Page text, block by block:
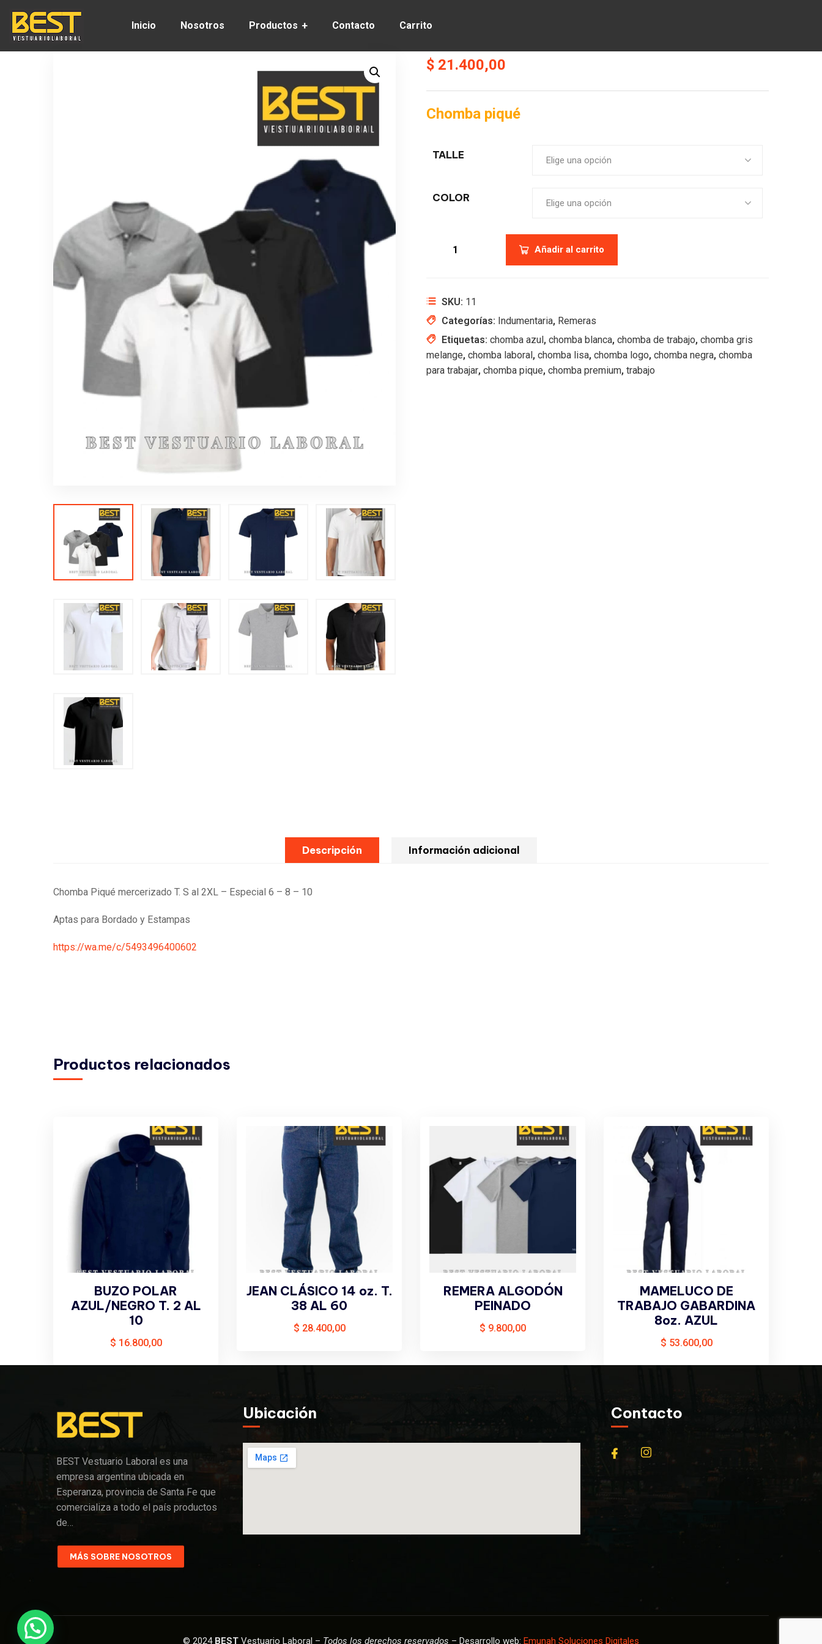
Inicio Nosotros Productos Contacto Carrito
$ 21.400,00
Chomba piqué
TALLE Elige una opción
COLOR Elige una opción
Añadir al carrito
SKU: 11
Categorías: Indumentaria, Remeras
Etiquetas: chomba azul, chomba blanca, chomba de trabajo, chomba gris
melange, chomba laboral, chomba lisa, chomba logo, chomba negra, chomba
para trabajar, chomba pique, chomba premium, trabajo
Descripción Información adicional
Chomba Piqué mercerizado T. S al 2XL – Especial 6 – 8 – 10
Aptas para Bordado y Estampas
https://wa.me/c/5493496400602
Productos relacionados
BUZO POLAR
AZUL/NEGRO T. 2 AL
10
$ 16.800,00
JEAN CLÁSICO 14 oz. T.
38 AL 60
$ 28.400,00
REMERA ALGODÓN
PEINADO
$ 9.800,00
MAMELUCO DE
TRABAJO GABARDINA
8oz. AZUL
$ 53.600,00
BEST Vestuario Laboral es una
empresa argentina ubicada en
Esperanza, provincia de Santa Fe que
comercializa a todo el país productos
de…
MÁS SOBRE NOSOTROS
Ubicación Contacto
© 2024 BEST Vestuario Laboral – Todos los derechos reservados – Desarrollo web: Emunah Soluciones Digitales